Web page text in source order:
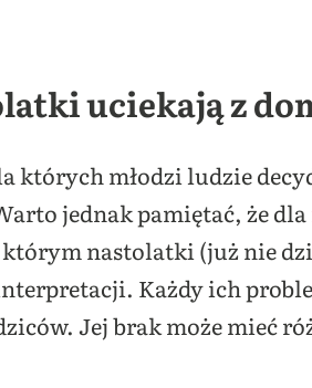
uciekają z
których młodzi ludzie
jednak pamiętać, że dla
nastolatki (już nie
Każdy ich
Jej brak może mieć